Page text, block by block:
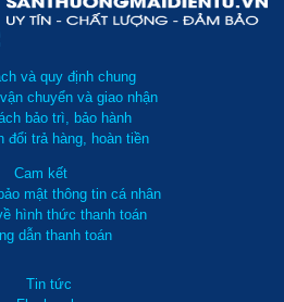
và quy định chung
chuyển và giao nhận
bảo trì, bảo hành
đổi trả hàng, hoàn tiền
Cam kết
mật thông tin cá nhân
hình thức thanh toán
dẫn thanh toán
Tin tức